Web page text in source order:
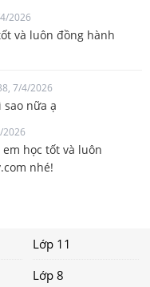
2026
và luôn đồng hành
7/4/2026
sao nữa ạ
2026
học tốt và luôn
nhé!
Lớp 11
Lớp 8